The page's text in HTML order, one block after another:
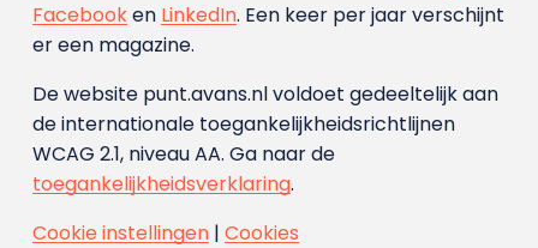
Facebooken LinkedIn. Een keer per jaar verschijnt
er een magazine.
De website punt.avans.nl voldoet gedeeltelijk aan
de internationale toegankelijkheidsrichtlijnen
WCAG 2.1, niveau AA. Ga naar de
toegankelijkheidsverklaring.
Cookie instellingen| Cookies